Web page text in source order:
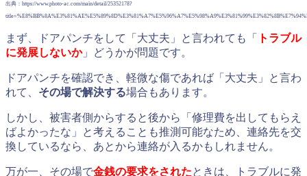
出典：https://www.photo-ac.com/main/detail/25352178?
まず、ドアパンチをして「大丈夫」と言われても「
トラブル
に発展しないか」どうかが問題です。
ドアパンチを確認でき、軽微な傷であれば「大丈夫」と言わ
れて、 その場で解決する場合もあります。
しかし、被害者側からすると後から「修理費を出してもらえ
ばよかったな」と考えることも推測可能なため、連絡先を交
換しているなら、あとから連絡が入るかもしれません。
万が一、その場で金銭の要求をされたときは、トラブルに発